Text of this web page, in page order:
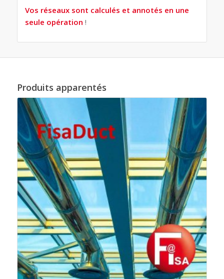
Vos réseaux sont calculés et annotés en une
seule opération !
Produits apparentés